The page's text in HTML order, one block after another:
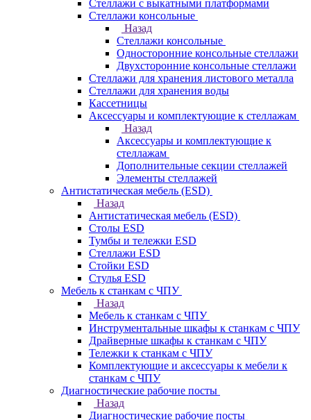
Стеллажи с выкатными платформами
Стеллажи консольные
Назад
Стеллажи консольные
Односторонние консольные стеллажи
Двухсторонние консольные стеллажи
Стеллажи для хранения листового металла
Стеллажи для хранения воды
Кассетницы
Аксесcуары и комплектующие к стеллажам
Назад
Аксесcуары и комплектующие к
стеллажам
Дополнительные секции стеллажей
Элементы стеллажей
Антистатическая мебель (ESD)
Назад
Антистатическая мебель (ESD)
Столы ESD
Тумбы и тележки ESD
Стеллажи ESD
Стойки ESD
Стулья ESD
Мебель к станкам с ЧПУ
Назад
Мебель к станкам с ЧПУ
Инструментальные шкафы к станкам с ЧПУ
Драйверные шкафы к станкам с ЧПУ
Тележки к станкам с ЧПУ
Комплектующие и аксессуары к мебели к
станкам с ЧПУ
Диагностические рабочие посты
Назад
Диагностические рабочие посты